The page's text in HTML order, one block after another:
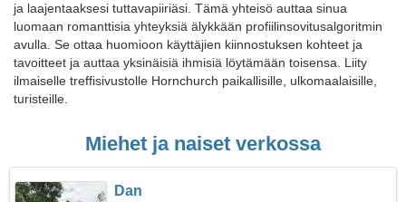
ja laajentaaksesi tuttavapiiriäsi. Tämä yhteisö auttaa sinua
luomaan romanttisia yhteyksiä älykkään profiilinsovitusalgoritmin
avulla. Se ottaa huomioon käyttäjien kiinnostuksen kohteet ja
tavoitteet ja auttaa yksinäisiä ihmisiä löytämään toisensa. Liity
ilmaiselle treffisivustolle Hornchurch paikallisille, ulkomaalaisille,
turisteille.
Miehet ja naiset verkossa
Dan